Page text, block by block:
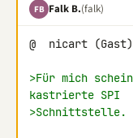
FB Falk B.(falk)
@  nicart (Gast)
>Für mich
kastrierte SPI
>Schnittstelle.